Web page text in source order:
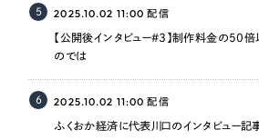
5 2025.10.02 11:00配信
【公開後インタビュー＃3】制作料金の50
のでは
6 2025.10.02 11:00配信
ふくおか経済に代表川口のインタビュー記